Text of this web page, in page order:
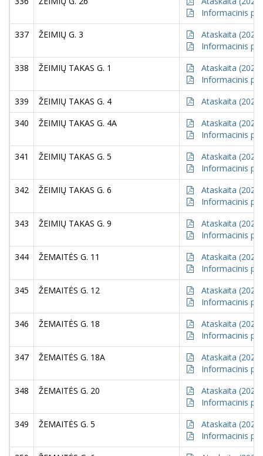
Informacinis
337
ŽEIMIŲ G. 3
Ataskaita (2021)
Informacinis
338
ŽEIMIŲ TAKAS G. 1
Ataskaita (2021)
Informacinis
339
ŽEIMIŲ TAKAS G. 4
Ataskaita (2021)
340
ŽEIMIŲ TAKAS G. 4A
Ataskaita (2021)
Informacinis
341
ŽEIMIŲ TAKAS G. 5
Ataskaita (2021)
Informacinis
342
ŽEIMIŲ TAKAS G. 6
Ataskaita (2021)
Informacinis
343
ŽEIMIŲ TAKAS G. 9
Ataskaita (2021)
Informacinis
344
ŽEMAITĖS G. 11
Ataskaita (2021)
Informacinis
345
ŽEMAITĖS G. 12
Ataskaita (2021)
Informacinis
346
ŽEMAITĖS G. 18
Ataskaita (2021)
Informacinis
347
ŽEMAITĖS G. 18A
Ataskaita (2021)
Informacinis
348
ŽEMAITĖS G. 20
Ataskaita (2021)
Informacinis
349
ŽEMAITĖS G. 5
Ataskaita (2021)
Informacinis